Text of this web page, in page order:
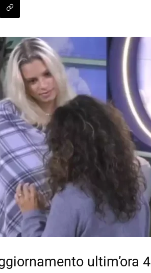
ultim’ora